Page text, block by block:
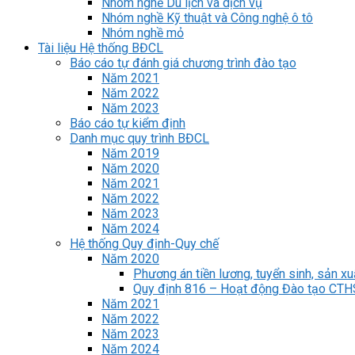
Nhóm nghề Kỹ thuật và Công nghệ ô tô
Nhóm nghề mỏ
Tài liệu Hệ thống BĐCL
Báo cáo tự đánh giá chương trình đào tạo
Năm 2021
Năm 2022
Năm 2023
Báo cáo tự kiểm định
Danh mục quy trình BĐCL
Năm 2019
Năm 2020
Năm 2021
Năm 2022
Năm 2023
Năm 2024
Hệ thống Quy định-Quy chế
Năm 2020
Phương án tiền lương, tuyển sinh, sản
Quy định 816 – Hoạt động Đào tạo
Năm 2021
Năm 2022
Năm 2023
Năm 2024